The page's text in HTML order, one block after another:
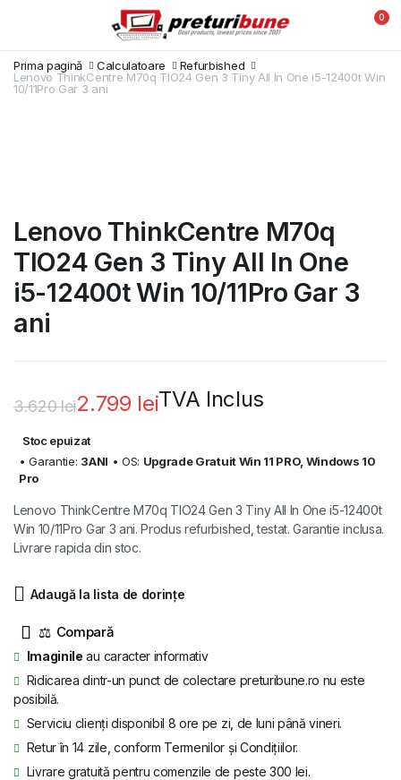
0
Prima pagină Calculatoare
Refurbished
Lenovo ThinkCentre M70q TIO24 Gen 3 Tiny All In One i5-12400t Win
10/11Pro Gar 3 ani
Lenovo ThinkCentre M70q
TIO24 Gen 3 Tiny All In One
i5-12400t Win 10/11Pro Gar 3
ani
3.620lei
inițial
fost:
3.620 lei.
2.799 lei
curent
2.799 lei.
TVA Inclus
Stoc epuizat
• Garantie: 3ANI • OS: Upgrade Gratuit Win 11 PRO, Windows 10
Pro
Lenovo ThinkCentre M70q TIO24 Gen 3 Tiny All In One i5-12400t
Win 10/11Pro Gar 3 ani. Produs refurbished, testat. Garantie inclusa.
Livrare rapida din stoc.
Adaugă la lista de dorințe
⚖
Imaginile au caracter informativ
Ridicarea dintr-un punct de colectare preturibune.ro nu este
posibilă.
Serviciu clienți disponibil 8 ore pe zi, de luni până vineri.
Retur în 14 zile, conform Termenilor și Condițiilor.
Livrare gratuită pentru comenzile de peste 300 lei.